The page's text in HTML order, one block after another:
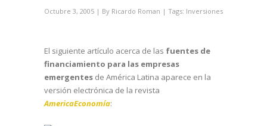
Octubre 3, 2005 | By Ricardo Roman | Tags: Inversiones
El siguiente artículo acerca de las fuentes de
financiamiento para las empresas
emergentes de América Latina aparece en la
versión electrónica de la revista
AmericaEconomía: